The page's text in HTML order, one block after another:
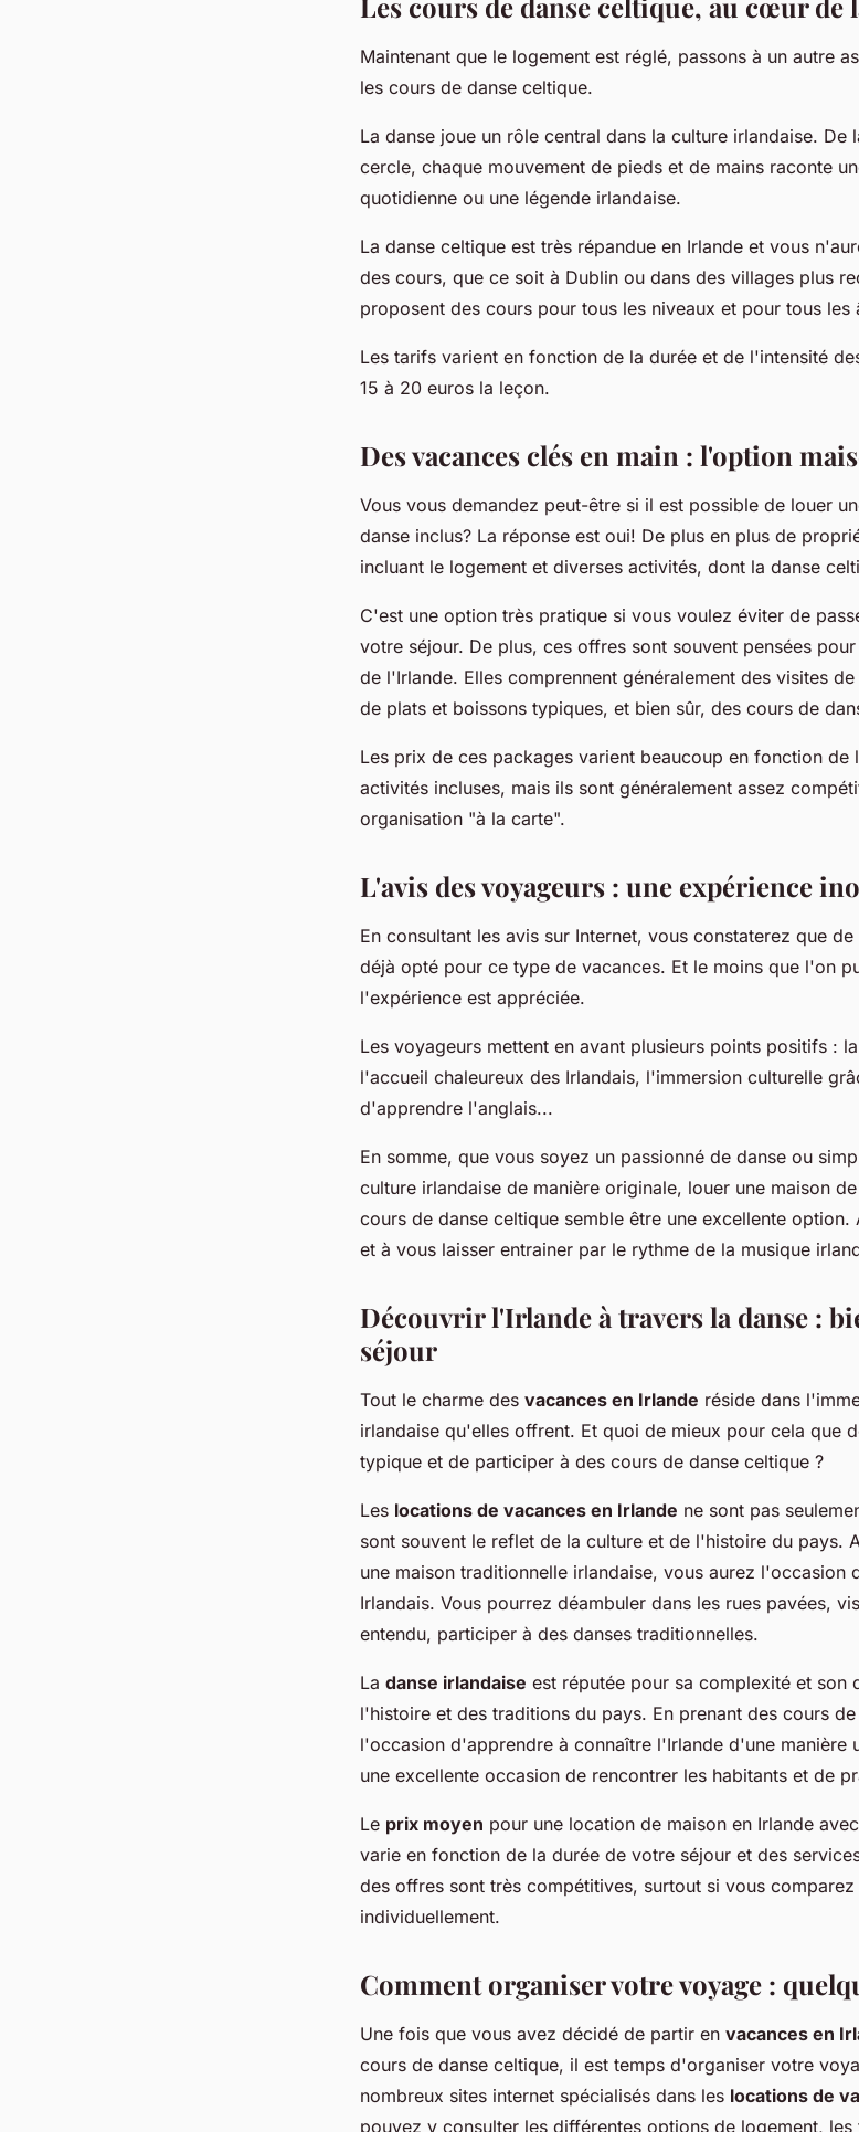
Maintenant que le logement est réglé, passons à un autre
les cours de danse celtique.
La danse joue un rôle central dans la culture irlandaise. De
cercle, chaque mouvement de pieds et de mains raconte
quotidienne ou une légende irlandaise.
La danse celtique est très répandue en Irlande et vous
des cours, que ce soit à Dublin ou dans des villages plus
proposent des cours pour tous les niveaux et pour tous les
Les tarifs varient en fonction de la durée et de l'intensité
15 à 20 euros la leçon.
Des vacances clés en main : l'option
Vous vous demandez peut-être si il est possible de louer
danse inclus? La réponse est oui! De plus en plus de
incluant le logement et diverses activités, dont la danse
C'est une option très pratique si vous voulez éviter de
votre séjour. De plus, ces offres sont souvent pensées
de l'Irlande. Elles comprennent généralement des visites
de plats et boissons typiques, et bien sûr, des cours de
Les prix de ces packages varient beaucoup en fonction de
activités incluses, mais ils sont généralement assez
organisation "à la carte".
L'avis des voyageurs : une expérience
En consultant les avis sur Internet, vous constaterez que
déjà opté pour ce type de vacances. Et le moins que l'on
l'expérience est appréciée.
Les voyageurs mettent en avant plusieurs points positifs :
l'accueil chaleureux des Irlandais, l'immersion culturelle
d'apprendre l'anglais...
En somme, que vous soyez un passionné de danse ou
culture irlandaise de manière originale, louer une maison
cours de danse celtique semble être une excellente
et à vous laisser entrainer par le rythme de la musique
Découvrir l'Irlande à travers la danse :
séjour
Tout le charme des vacances en Irlande réside dans
irlandaise qu'elles offrent. Et quoi de mieux pour cela que
typique et de participer à des cours de danse celtique ?
Les locations de vacances en Irlande ne sont pas
sont souvent le reflet de la culture et de l'histoire du pays.
une maison traditionnelle irlandaise, vous aurez l'occasion
Irlandais. Vous pourrez déambuler dans les rues pavées,
entendu, participer à des danses traditionnelles.
La danse irlandaise est réputée pour sa complexité et son
l'histoire et des traditions du pays. En prenant des cours
l'occasion d'apprendre à connaître l'Irlande d'une manière
une excellente occasion de rencontrer les habitants et de
Le prix moyen pour une location de maison en Irlande
varie en fonction de la durée de votre séjour et des
des offres sont très compétitives, surtout si vous
individuellement.
Comment organiser votre voyage :
Une fois que vous avez décidé de partir en vacances en
cours de danse celtique, il est temps d'organiser votre
nombreux sites internet spécialisés dans les locations de
pouvez y consulter les différentes options de logement,